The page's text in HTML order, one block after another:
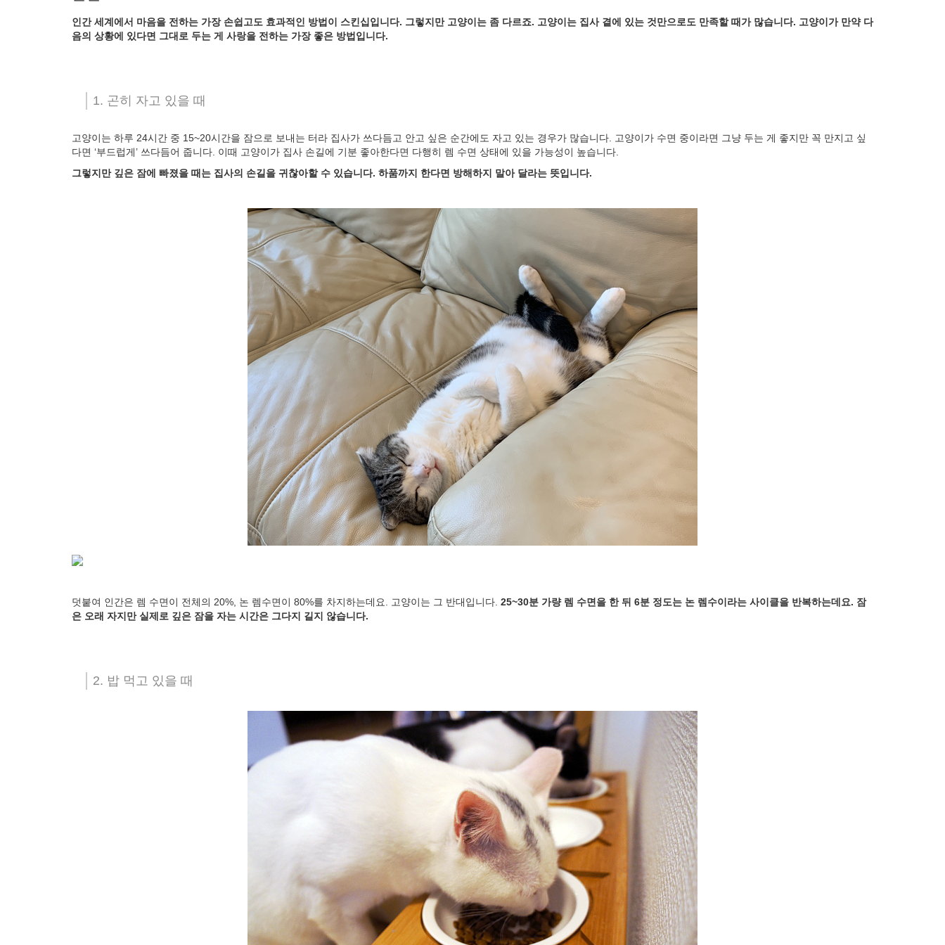
인간 세계에서 마음을 전하는 가장 손쉽고도 효과적인 방법이 스킨십입니다. 그렇지만 고양이는 좀 다르죠. 고양이는 집사 곁에 있는 것만으로도 만족할 때가 많습니다. 고양이가 만약 다
음의 상황에 있다면 그대로 두는 게 사랑을 전하는 가장 좋은 방법입니다.
1. 곤히 자고 있을 때
고양이는 하루 24시간 중 15~20시간을 잠으로 보내는 터라 집사가 쓰다듬고 안고 싶은 순간에도 자고 있는 경우가 많습니다. 고양이가 수면 중이라면 그냥 두는 게 좋지만 꼭 만지고 싶
다면 ‘부드럽게’ 쓰다듬어 줍니다. 이때 고양이가 집사 손길에 기분 좋아한다면 다행히 렘 수면 상태에 있을 가능성이 높습니다.
그렇지만 깊은 잠에 빠졌을 때는 집사의 손길을 귀찮아할 수 있습니다. 하품까지 한다면 방해하지 말아 달라는 뜻입니다.
덧붙여 인간은 렘 수면이 전체의 20%, 논 렘수면이 80%를 차지하는데요. 고양이는 그 반대입니다. 25~30분 가량 렘 수면을 한 뒤 6분 정도는 논 렘수이라는 사이클을 반복하는데요. 잠
은 오래 자지만 실제로 깊은 잠을 자는 시간은 그다지 길지 않습니다.
2. 밥 먹고 있을 때